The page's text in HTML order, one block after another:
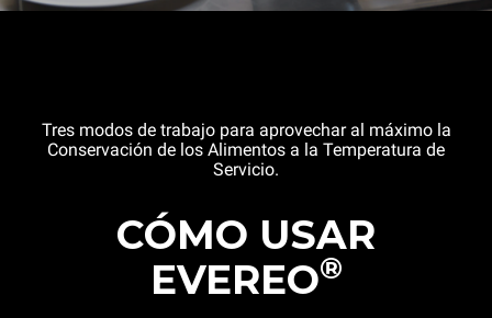
Tres modos de trabajo para aprovechar al máximo la
Conservación de los Alimentos a la Temperatura de
Servicio.
CÓMO USAR
EVEREO®